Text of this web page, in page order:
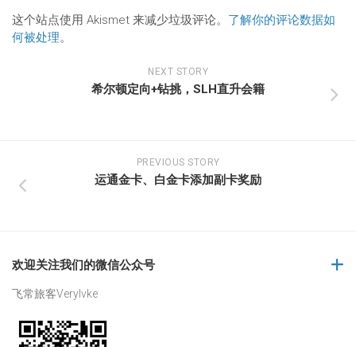
这个站点使用 Akismet 来减少垃圾评论。 了解你的评论数据如
何被处理。
NEXT STORY
希尔顿定向+钻挑，SLH直升会籍
PREVIOUS STORY
运通金卡、白金卡添加副卡奖励
欢迎关注我们的微信公众号
飞常旅客Verylvke